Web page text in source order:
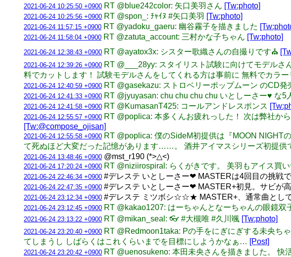
2021-06-24 10:25:50 +0900 RT @blue242color: 矢口美羽さん [Tw:photo]
2021-06-24 10:25:56 +0900 RT @spon_: ﾁｬｲﾇ #矢口美羽 [Tw:photo]
2021-06-24 11:57:15 +0900 RT @yadoku_gaeru: 幽谷霧子を描きました
2021-06-24 11:58:04 +0900 RT @zatuta_account: 三村かな子ちゃん [Tw:photo]
2021-06-24 12:38:43 +0900 RT @ayatox3x: シスター歌織さんの自撮りです⛪️
2021-06-24 12:39:26 +0900 RT @___28yy: スタイリスト試験に向けてモデル
料でカットします！ 試験モデルさんをしてくれる方は事前に 無料でカラ
2021-06-24 12:40:59 +0900 RT @gasekazu: ストロベリーポップムーン のCD
2021-06-24 12:41:33 +0900 RT @jyuyasan: chu chu chu chu いとしーさー♥ な
2021-06-24 12:41:58 +0900 RT @KumasanT425: コールアンドレスポンス
2021-06-24 12:55:57 +0900 RT @poplica: 本多くんお疲れっした！ 次は弊社
[Tw:@compose_ojisan]
2021-06-24 12:55:58 +0900 RT @poplica: 僕のSideM初提供は『MOON
て死ぬほど大変だった記憶があります……。 酒井アイマスシリーズ初提
2021-06-24 13:48:46 +0900 @mst_r190 (*>△<)
2021-06-24 17:20:24 +0900 RT @niziirospiral: らくがきです。 美羽もアイス買
2021-06-24 22:46:34 +0900 #デレステ いとしーさー❤ MASTERは4回目の挑戦
2021-06-24 22:47:35 +0900 #デレステ いとしーさー❤ MASTER+初見。サビが
2021-06-24 23:12:34 +0900 #デレステ ミツボシ☆☆★ MASTER+、通常曲とし
2021-06-24 23:12:45 +0900 RT @kakao1207: はーちゃんとなーちゃんの眼鏡双
2021-06-24 23:13:22 +0900 RT @mikan_seal: 👓 #大槻唯 #久川颯 [Tw:photo]
2021-06-24 23:20:40 +0900 RT @Redmoon1taka: Pの手をにぎにぎする未央ち
てしまうし しばらくはこれくらいまでを目標にしようかなぁ… [Post]
2021-06-24 23:20:42 +0900 RT @uenosukeno: 本田未央さんを描きました。